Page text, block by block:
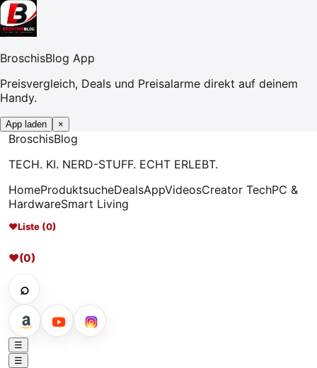
BroschisBlog App
Preisvergleich, Deals und Preisalarme direkt auf deinem
Handy.
App laden ×
BroschisBlog
TECH. KI. NERD-STUFF. ECHT ERLEBT.
HomeProduktsucheDealsAppVideosCreator TechPC &
HardwareSmart Living
♥Liste (0)
♥(0)
⌕
☰
☰